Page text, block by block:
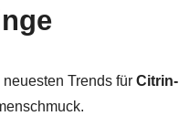
Trends für Citrin­